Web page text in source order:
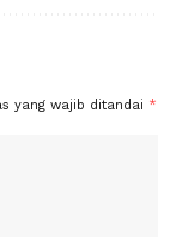
yang wajib ditandai *